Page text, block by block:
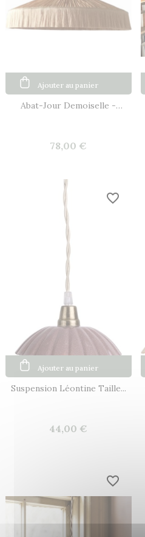
Abat-Jour Demoiselle -
78,00 €
Ajouter au panier
Suspension Léontine Taille...
44,00 €
Ajouter au panier
favorite_border
favorite_border